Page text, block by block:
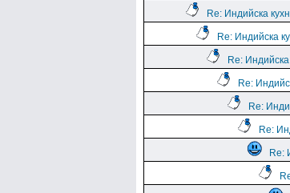
Re: Индийска
Re: Индийска
Re: Индийска
Re:
Re:
Re:
Re: